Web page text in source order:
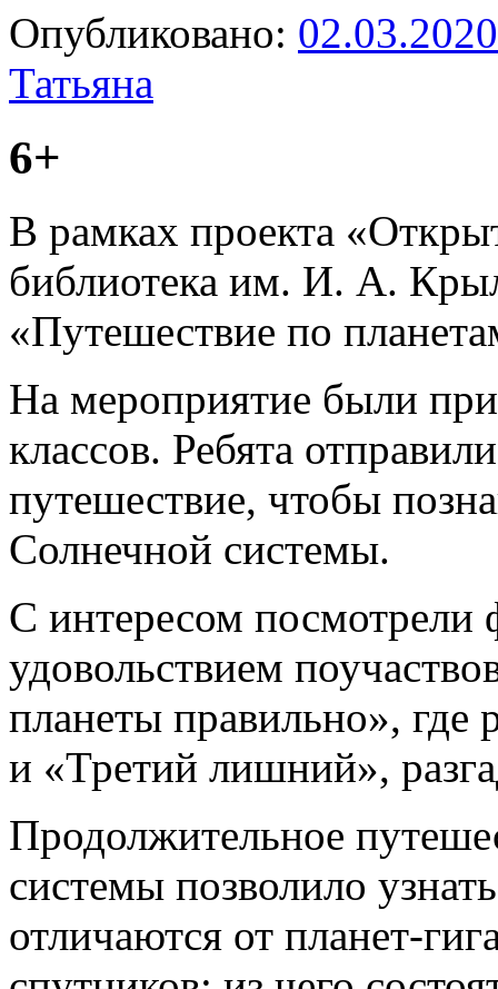
Опубликовано: 02.03.2020
Татьяна
6+
В рамках проекта
библиотека им. И. А.
«Путешествие по
На мероприятие были
классов. Ребята
путешествие, чтобы
Солнечной системы.
С интересом посмотрели
удовольствием
планеты правильно», где
и «Третий лишний»,
Продолжительное
системы позволило
отличаются от планет-